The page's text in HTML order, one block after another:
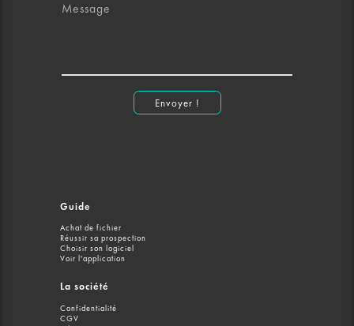
Message
Envoyer !
Guide
Achat de fichier
Réussir sa prospection
Choisir son logiciel
Voir l'application
La société
Confidentialité
CGV